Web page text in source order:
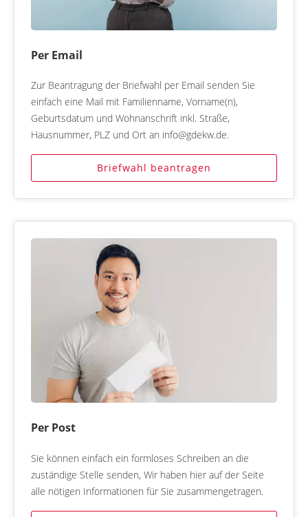
Per Email
Zur Beantragung der Briefwahl per Email senden Sie
einfach eine Mail mit Familienname, Vorname(n),
Geburtsdatum und Wohnanschrift inkl. Straße,
Hausnummer, PLZ und Ort an info@gdekw.de.
Briefwahl beantragen
Per Post
Sie können einfach ein formloses Schreiben an die
zuständige Stelle senden, Wir haben hier auf der Seite
alle nötigen Informationen für Sie zusammengetragen.